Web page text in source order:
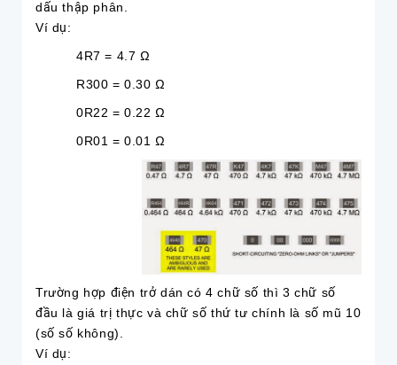
dấu thập phân.
Ví dụ:
4R7 = 4.7 Ω
R300 = 0.30 Ω
0R22 = 0.22 Ω
0R01 = 0.01 Ω
Trường hợp điện trở dán có 4 chữ số thì 3 chữ số
đầu là giá trị thực và chữ số thứ tư chính là số mũ 10
(số số không).
Ví dụ: